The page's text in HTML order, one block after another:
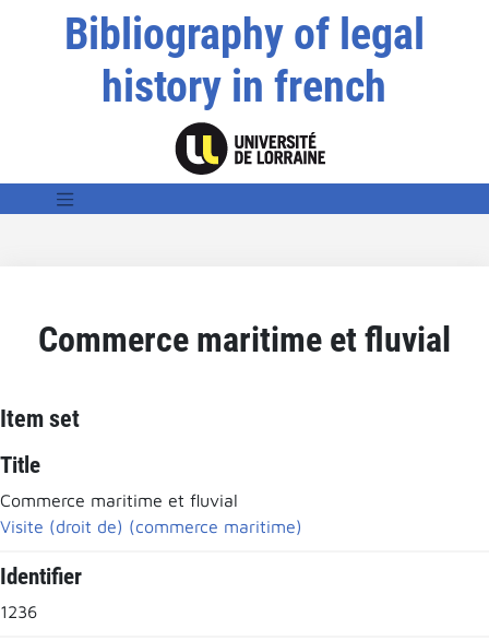
Bibliography of legal
history in french
Commerce maritime et fluvial
Item set
Title
Commerce maritime et fluvial
Visite (droit de) (commerce maritime)
Identifier
1236